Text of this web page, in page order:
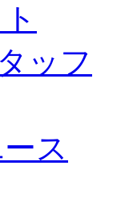
ッフ
ス